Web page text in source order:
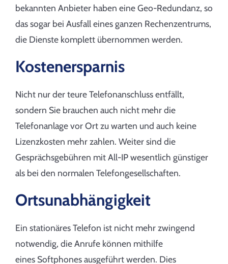
bekannten Anbieter haben eine Geo-Redundanz, so
das sogar bei Ausfall eines ganzen Rechenzentrums,
die Dienste komplett übernommen werden.
Kostenersparnis
Nicht nur der teure Telefonanschluss entfällt,
sondern Sie brauchen auch nicht mehr die
Telefonanlage vor Ort zu warten und auch keine
Lizenzkosten mehr zahlen. Weiter sind die
Gesprächsgebühren mit All-IP wesentlich günstiger
als bei den normalen Telefongesellschaften.
Ortsunabhängigkeit
Ein stationäres Telefon ist nicht mehr zwingend
notwendig, die Anrufe können mithilfe
eines Softphones ausgeführt werden. Dies